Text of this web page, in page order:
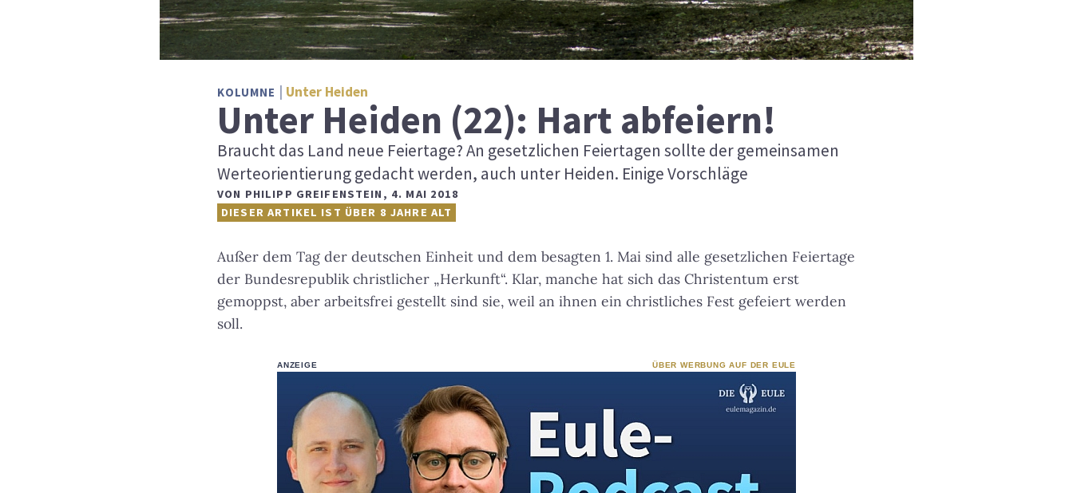
KOLUMNE Unter Heiden
Unter Heiden (22): Hart abfeiern!
Braucht das Land neue Feiertage? An gesetzlichen Feiertagen sollte der gemeinsamen
Werteorientierung gedacht werden, auch unter Heiden. Einige Vorschläge
VON PHILIPP GREIFENSTEIN , 4. MAI 2018
DIESER ARTIKEL IST ÜBER 8 JAHRE ALT
Außer dem Tag der deutschen Einheit und dem besagten 1. Mai sind alle gesetzlichen Feiertage
der Bundesrepublik christlicher „Herkunft“. Klar, manche hat sich das Christentum erst
gemoppst, aber arbeitsfrei gestellt sind sie, weil an ihnen ein christliches Fest gefeiert werden
soll.
ANZEIGE ÜBER WERBUNG AUF DER EULE